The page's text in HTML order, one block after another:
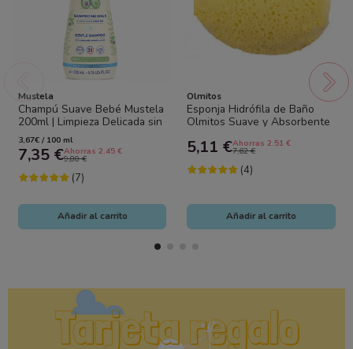
Mustela
Champú Suave Bebé Mustela
200ml | Limpieza Delicada sin
Lloros
3,67€ / 100 ml
7,35 €Ahorras 2.45 €
9,80 €
(7)
Añadir al carrito
Olmitos
Esponja Hidrófila de Baño
Olmitos Suave y Absorbente
5,11 €Ahorras 2.51 €
7,62 €
(4)
Añadir al carrito